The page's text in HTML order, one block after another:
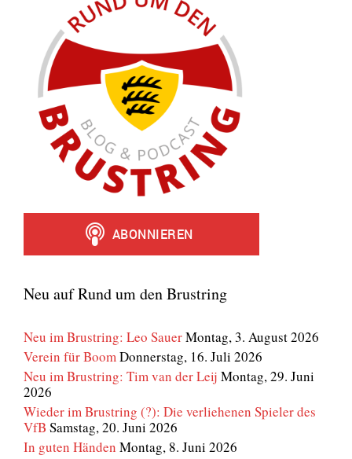
Neu auf Rund um den Brustring
Neu im Brustring: Leo SauerMontag, 3. August 2026
Verein für BoomDonnerstag, 16. Juli 2026
Neu im Brustring: Tim van der Leij Montag, 29. Juni
2026
Wieder im Brustring (?): Die verliehenen Spieler des
VfB Samstag, 20. Juni 2026
In guten Händen Montag, 8. Juni 2026